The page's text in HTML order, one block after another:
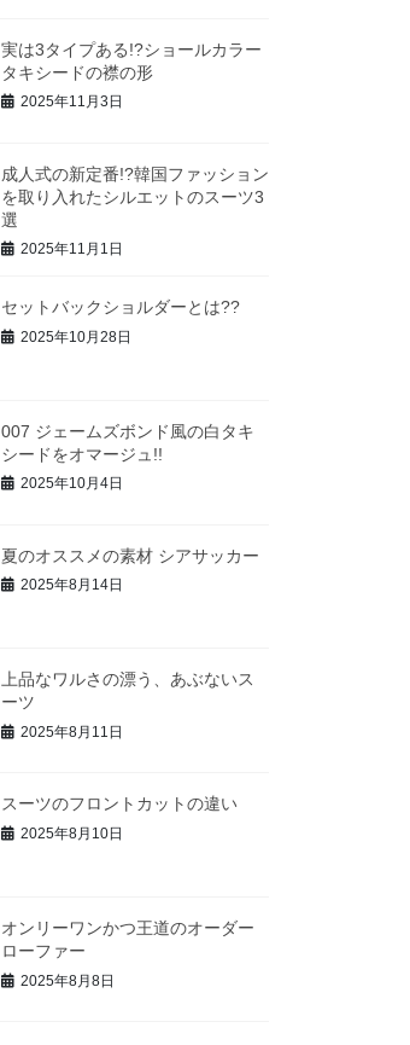
実は3タイプある!?ショールカラー
タキシードの襟の形
2025年11月3日
成人式の新定番!?韓国ファッション
を取り入れたシルエットのスーツ3
選
2025年11月1日
セットバックショルダーとは??
2025年10月28日
007 ジェームズボンド風の白タキ
シードをオマージュ!!
2025年10月4日
夏のオススメの素材 シアサッカー
2025年8月14日
上品なワルさの漂う、あぶないス
ーツ
2025年8月11日
スーツのフロントカットの違い
2025年8月10日
オンリーワンかつ王道のオーダー
ローファー
2025年8月8日